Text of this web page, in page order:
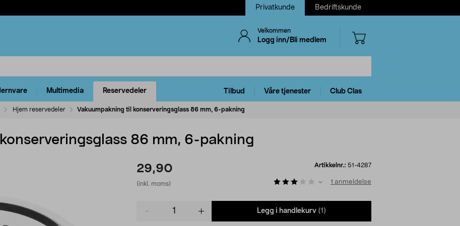
Privatkunde Bedriftskunde
Velkommen
Logg inn/Bli medlem
Multimedia Reservedeler Tilbud Våre tjenester Club Clas
Hjem reservedeler Vakuumpakning til konserveringsglass 86 mm, 6-pakning
86 mm, 6-pakning
29,90
(inkl. moms)
Artikkelnr.: 51-4287
1 anmeldelse
Legg i handlekurv (1)